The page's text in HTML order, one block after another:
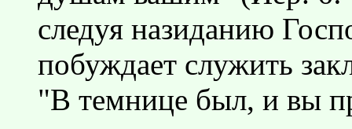
следуя назиданию
побуждает служить
"В темнице был, и вы